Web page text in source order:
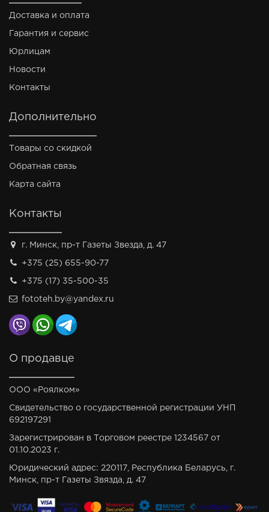
Доставка и оплата
Гарантия и сервис
Юрлицам
Новости
Контакты
Дополнительно
Товары со скидкой
Обратная связь
Карта сайта
Контакты
г. Минск, пр-т Газеты Звезда, д. 47
+375 (25) 655-90-77
+375 (17) 35-500-35
fototeh.by@yandex.ru
О продавце
ООО «Роялком»
Свидетельство о государственной регистрации УНП
692197291
Зарегистрирован в Торговом реестре 1234567 от
01.10.2023 г.
Юридический адрес: 220117, Республика Беларусь, г.
Минск, пр-т Газеты Звязда, д. 47